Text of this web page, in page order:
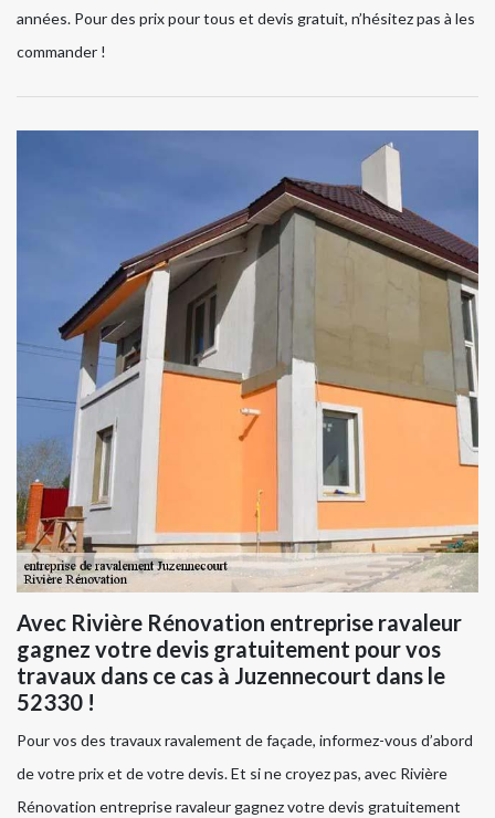
années. Pour des prix pour tous et devis gratuit, n’hésitez pas à les
commander !
Avec Rivière Rénovation entreprise ravaleur
gagnez votre devis gratuitement pour vos
travaux dans ce cas à Juzennecourt dans le
52330 !
Pour vos des travaux ravalement de façade, informez-vous d’abord
de votre prix et de votre devis. Et si ne croyez pas, avec Rivière
Rénovation entreprise ravaleur gagnez votre devis gratuitement